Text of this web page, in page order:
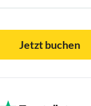
Jetzt buchen